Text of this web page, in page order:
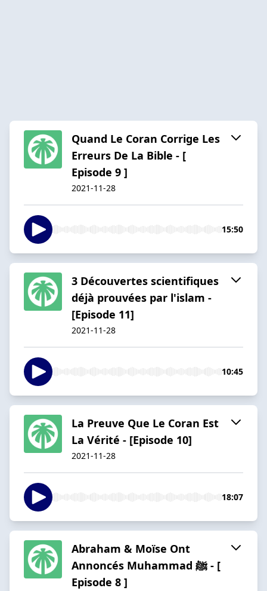
Quand Le Coran Corrige Les
Erreurs De La Bible - [
Episode 9 ]
2021-11-28
15:50
3 Découvertes scientifiques
déjà prouvées par l'islam -
[Episode 11]
2021-11-28
10:45
La Preuve Que Le Coran Est
La Vérité - [Episode 10]
2021-11-28
18:07
Abraham & Moïse Ont
Annoncés Muhammad ﷺ - [
Episode 8 ]